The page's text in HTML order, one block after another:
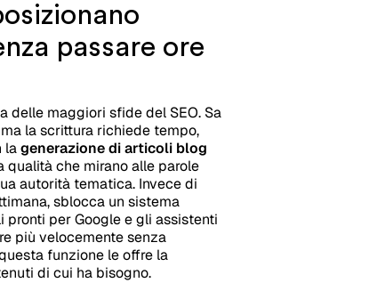
passare ore
delle maggiori sfide del SEO. Sa
la scrittura richiede tempo,
lagenerazione di articoli blog
che mirano alle parole
autorità tematica. Invece di
sblocca un sistema
per Google e gli assistenti
più velocemente senza
funzione le offre la
di cui ha bisogno.